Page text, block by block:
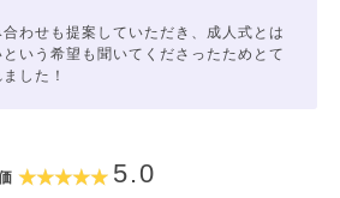
わせも提案していただき、成人式とは
いう希望も聞いてくださったためとて
した！
5.0